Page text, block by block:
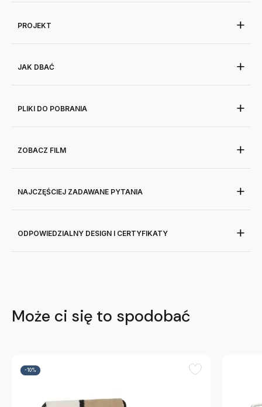
PROJEKT
JAK DBAĆ
PLIKI DO POBRANIA
ZOBACZ FILM
NAJCZĘŚCIEJ ZADAWANE PYTANIA
ODPOWIEDZIALNY DESIGN I CERTYFIKATY
Może ci się to spodobać
-10%